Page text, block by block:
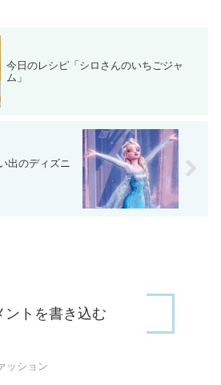
今日のレシピ「シロさんのいちごジャ
ム」
出のディズニ
ントを書き込む
ッション